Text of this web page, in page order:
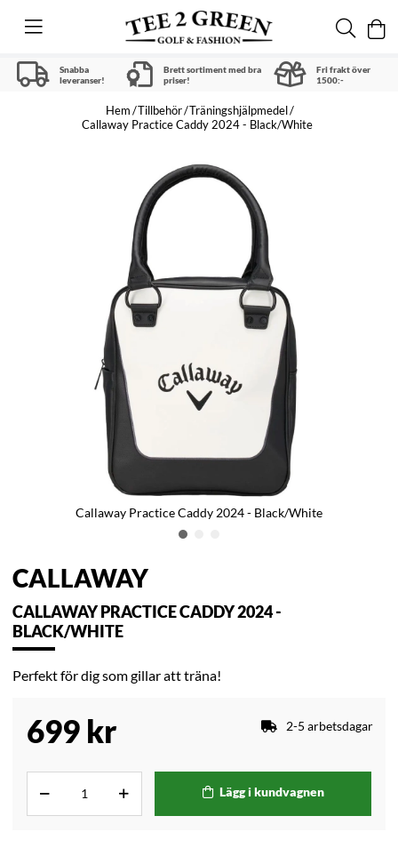
Snabba
leveranser!
Brett sortiment med bra
priser!
Fri frakt över
1500:-
Hem Tillbehör Träningshjälpmedel
Callaway Practice Caddy 2024 - Black/White
Callaway Practice Caddy 2024 - Black/White
CALLAWAY
CALLAWAY PRACTICE CADDY 2024 -
BLACK/WHITE
Perfekt för dig som gillar att träna!
699 kr 2-5 arbetsdagar
Lägg i kundvagnen